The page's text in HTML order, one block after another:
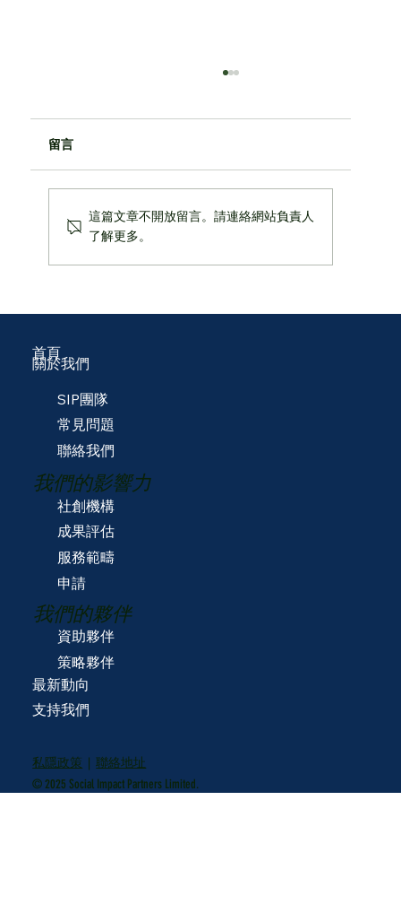
📜SIP 2026 五月通訊
留言
這篇文章不開放留言。請連絡網站負責人
了解更多。
私隱政策 |聯絡地址
我們的影響力
關於我們
首頁
服務範疇
成果評估
© 2025 Social Impact Partners Limited.
SIP團隊
常見問題
申請
聯絡我們
社創機構
我們的夥伴
資助夥伴
策略夥伴
最新動向
支持我們